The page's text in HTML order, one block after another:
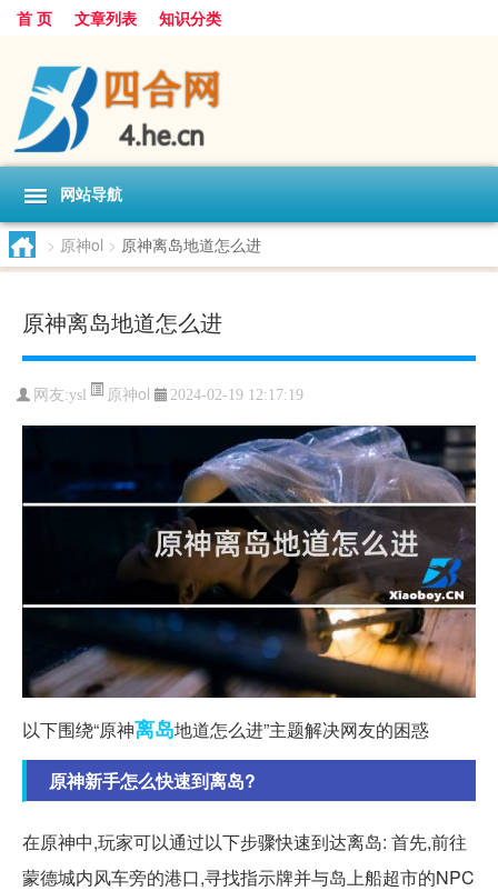
首 页 文章列表 知识分类
网站导航
> 原神ol > 原神离岛地道怎么进
原神离岛地道怎么进
网友:ysl 原神ol 2024-02-19 12:17:19
以下围绕“原神离岛地道怎么进”主题解决网友的困惑
原神新手怎么快速到离岛?
在原神中,玩家可以通过以下步骤快速到达离岛: 首先,前往
蒙德城内风车旁的港口,寻找指示牌并与岛上船超市的NPC